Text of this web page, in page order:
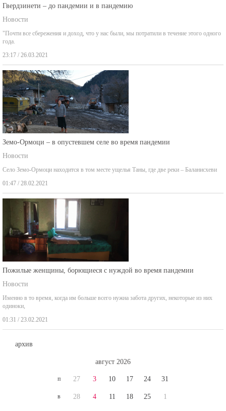
Гвердзинети – до пандемии и в пандемию
Новости
"Почти все сбережения и доход, что у нас были, мы потратили в течение этого одного
года.
23:17 / 26.03.2021
Земо-Ормоци – в опустевшем селе во время пандемии
Новости
Село Земо-Ормоци находится в том месте ущелья Таны, где две реки – Баланисхеви
01:47 / 28.02.2021
Пожилые женщины, борющиеся с нуждой во время пандемии
Новости
Именно в то время, когда им больше всего нужна забота других, некоторые из них
одиноки,
01:31 / 23.02.2021
архив
август 2026
п
в
27
28
3
4
10
11
17
18
24
25
31
1